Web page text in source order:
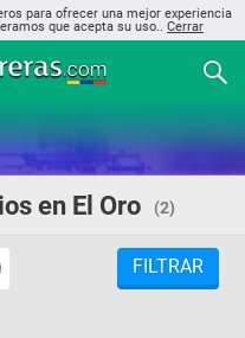
para ofrecer una mejor experiencia
que acepta su uso.. Cerrar
en El Oro (2)
FILTRAR